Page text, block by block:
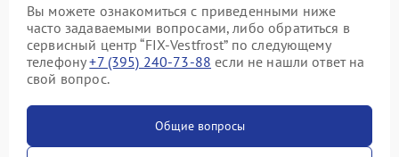
Вы можете ознакомиться с приведенными ниже
часто задаваемыми вопросами, либо обратиться в
сервисный центр “FIX-Vestfrost” по следующему
телефону+7 (395) 240-73-88 если не нашли ответ на
свой вопрос.
Общие вопросы